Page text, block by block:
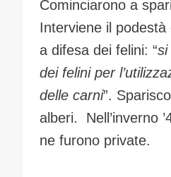
Cominciarono a
Interviene il podestà
a difesa dei felini: “si
dei felini per
delle carni”.
alberi. Nell’inverno
ne furono private.